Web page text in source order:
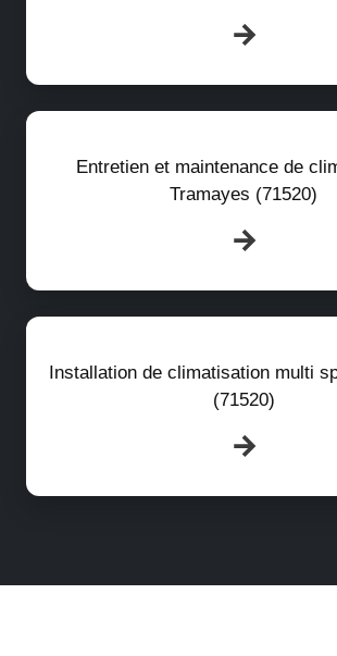
Entretien et maintenance de
Tramayes (71520)
Installation de climatisation multi
(71520)